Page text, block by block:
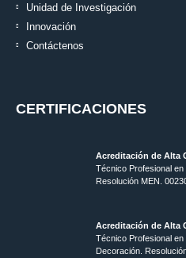
Unidad de Investigación
Innovación
Contáctenos
CERTIFICACIONES
Acreditación de Alta
Técnico Profesional en
Resolución MEN.
Acreditación de Alta
Técnico Profesional
Decoración.